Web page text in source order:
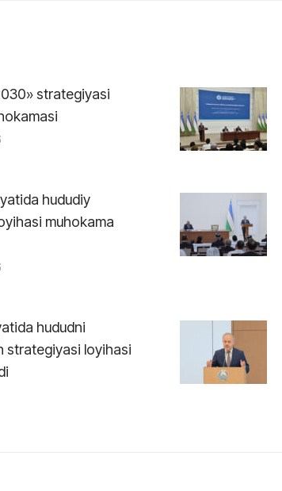
strategiyasi
hududiy
muhokama
hududni
strategiyasi loyihasi